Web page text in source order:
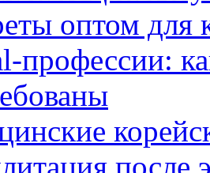
оптом для
профессии: